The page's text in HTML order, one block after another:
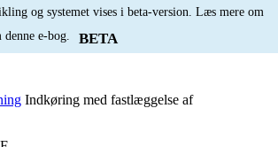
og systemet vises i beta-version. Læs mere om
e-bog.
BETA
Indkøring med fastlæggelse af